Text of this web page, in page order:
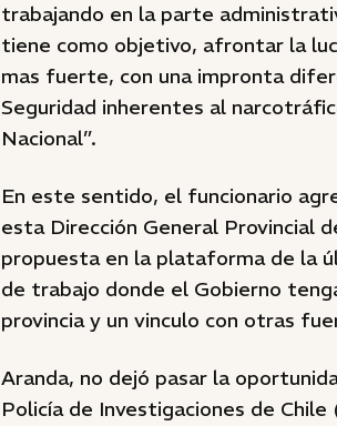
trabajando en la parte
tiene como objetivo, afrontar la
mas fuerte, con una impronta
Seguridad inherentes al
Nacional”.
En este sentido, el funcionario
esta Dirección General Provincial
propuesta en la plataforma de la
de trabajo donde el Gobierno
provincia y un vinculo con otras
Aranda, no dejó pasar la
Policía de Investigaciones de